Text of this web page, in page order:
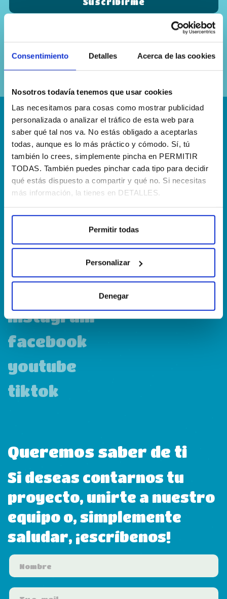
Consentimiento Detalles Acerca de las cookies
Nosotros todavía tenemos que usar cookies
Las necesitamos para cosas como mostrar publicidad
personalizada o analizar el tráfico de esta web para
saber qué tal nos va. No estás obligado a aceptarlas
todas, aunque es lo más práctico y cómodo. Sí, tú
también lo crees, simplemente pincha en PERMITIR
TODAS. También puedes pinchar cada tipo para decidir
qué estás dispuesto a compartir y qué no. Si necesitas
más información, la tienes en DETALLES.
Permitir todas
Personalizar
Denegar
política de
¡Escríbenos!
hola@agenciapisto.com
¿Hablamos?!
(+34) 910 40 46 33
¿Dónde estamos?
Calle Francia, 13 Local 12 28971 Griñón MADRID
instagram
facebook
youtube
tiktok
Queremos saber de ti
Si deseas contarnos tu
proyecto, unirte a nuestro
equipo o, simplemente
saludar, ¡escríbenos!